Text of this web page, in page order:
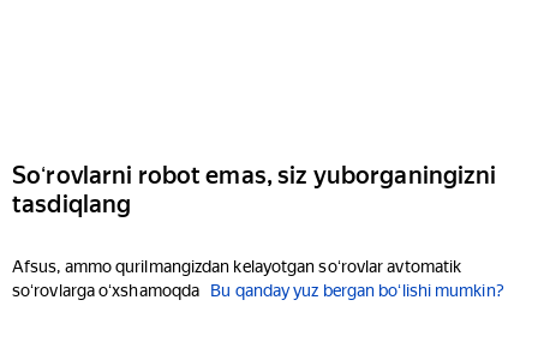
Soʻrovlarni robot emas, siz yuborganingizni
tasdiqlang
Afsus, ammo qurilmangizdan kelayotgan soʻrovlar avtomatik
soʻrovlarga oʻxshamoqda
Bu qanday yuz bergan boʻlishi mumkin?